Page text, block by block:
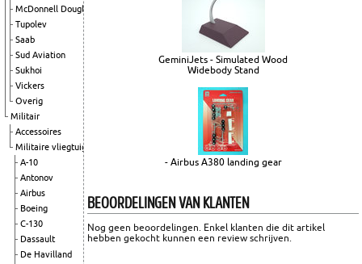
McDonnell Douglas
Tupolev
Saab
Sud Aviation
Sukhoi
Vickers
Overig
Militair
Accessoires
Militaire vliegtuigen
A-10
Antonov
Airbus
Boeing
C-130
Dassault
De Havilland
GeminiJets - Simulated Wood
Widebody Stand
- Airbus A380 landing gear
BEOORDELINGEN VAN KLANTEN
Nog geen beoordelingen. Enkel klanten die dit artikel
hebben gekocht kunnen een review schrijven.